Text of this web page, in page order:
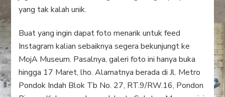
yang tak kalah unik.
Buat yang ingin dapat foto menarik untuk feed
Instagram kalian sebaiknya segera bekunjungt ke
MojA Museum. Pasalnya, galeri foto ini hanya buka
hingga 17 Maret, lho. Alamatnya berada di Jl. Metro
Pondok Indah Blok Tb No. 27, RT.9/RW.16, Pondon